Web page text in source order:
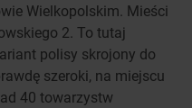
Wielkopolskim. Mieści
2. To tutaj
polisy skrojony do
szeroki, na miejscu
40 towarzystw